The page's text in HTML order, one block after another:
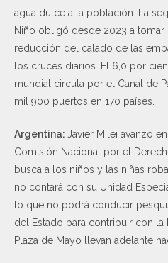
agua dulce a la población. La
Niño obligó desde 2023 a tomar
reducción del calado de las
los cruces diarios. El 6,0 por
mundial circula por el Canal de
mil 900 puertos en 170 países.
Argentina: Javier Milei avanzó
Comisión Nacional por el
busca a los niños y las niñas
no contará con su Unidad
lo que no podrá conducir
del Estado para contribuir con
Plaza de Mayo llevan adelante